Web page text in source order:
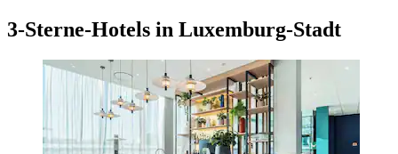
3-Sterne-Hotels in Luxemburg-Stadt